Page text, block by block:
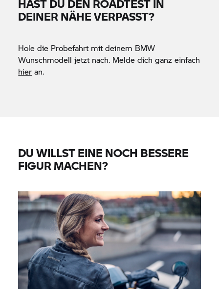
HAST DU DEN ROADTEST IN
DEINER NÄHE VERPASST?
Hole die Probefahrt mit deinem BMW
Wunschmodell jetzt nach. Melde dich ganz einfach
hier an.
DU WILLST EINE NOCH BESSERE
FIGUR MACHEN?